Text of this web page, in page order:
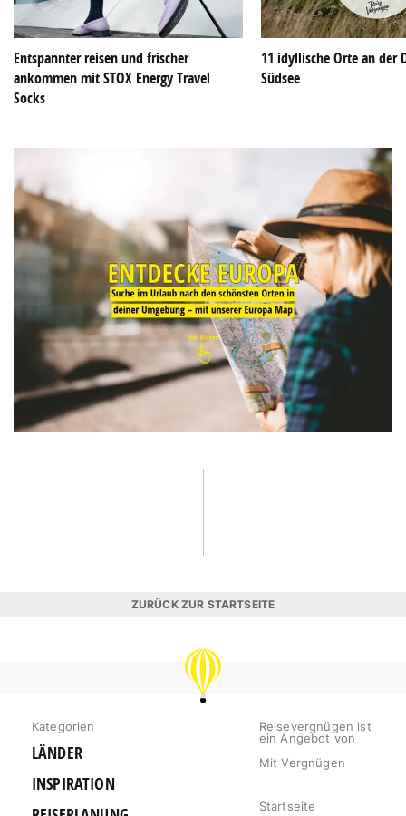
Entspannter reisen und frischer
ankommen mit STOX Energy Travel
Socks
11 idyllische Orte an der
Südsee
ZURÜCK ZUR STARTSEITE
REISEVERGNÜGEN
Kategorien
LÄNDER
INSPIRATION
Reisevergnügen ist
ein Angebot von
Mit Vergnügen
Startseite